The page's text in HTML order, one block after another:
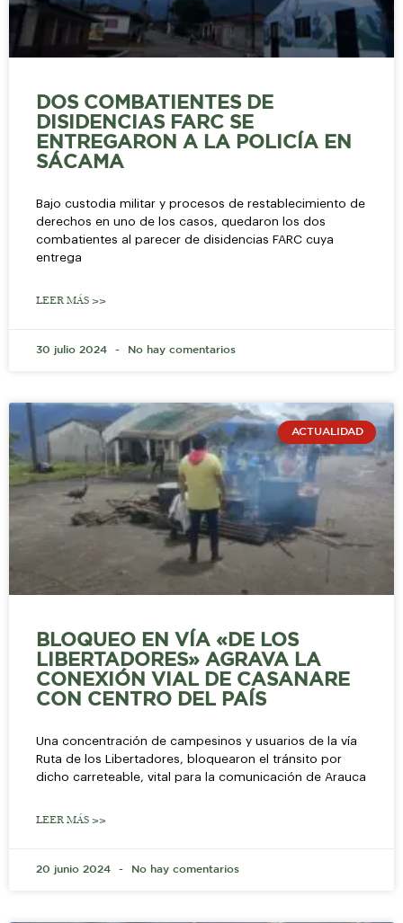
DOS COMBATIENTES DE
DISIDENCIAS FARC SE
ENTREGARON A LA POLICÍA EN
SÁCAMA
Bajo custodia militar y procesos de restablecimiento de
derechos en uno de los casos, quedaron los dos
combatientes al parecer de disidencias FARC cuya
entrega
LEER MÁS >>
30 julio 2024 No hay comentarios
ACTUALIDAD
BLOQUEO EN VÍA «DE LOS
LIBERTADORES» AGRAVA LA
CONEXIÓN VIAL DE CASANARE
CON CENTRO DEL PAÍS
Una concentración de campesinos y usuarios de la vía
Ruta de los Libertadores, bloquearon el tránsito por
dicho carreteable, vital para la comunicación de Arauca
LEER MÁS >>
20 junio 2024 No hay comentarios